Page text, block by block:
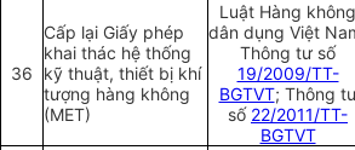
36
Cấp lại Giấy phép
khai thác hệ thống
kỹ thuật, thiết bị khí
tượng hàng không
(MET)
Luật Hàng không
dân dụng Việt
Thông tư số
19/2009/TT-
BGTVT; Thông
số 22/2011/TT-
BGTVT